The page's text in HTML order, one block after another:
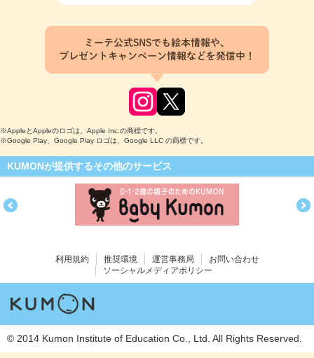
ミーテ公式SNSでも絵本情報や、
プレゼントキャンペーン情報などを発信中！
※AppleとAppleのロゴは、Apple Inc.の商標です。
※Google Play、Google Play ロゴは、Google LLC の商標です。
KUMONが提供するその他のサービス
利用規約 推奨環境 運営事務局
お問い合わせ
ソーシャルメディアポリシー
© 2014 Kumon Institute of Education Co., Ltd. All Rights Reserved.